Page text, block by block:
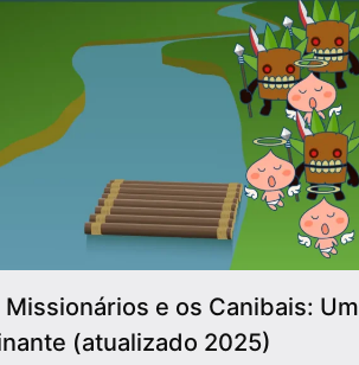
e os Canibais: Um
(atualizado 2025)